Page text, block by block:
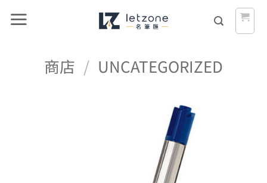
商店 / UNCATEGORIZED